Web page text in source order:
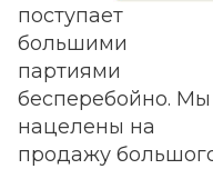
поступает
большими
партиями
бесперебойно. Мы
нацелены на
продажу